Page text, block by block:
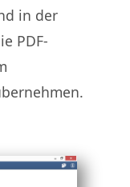
in der
PDF-